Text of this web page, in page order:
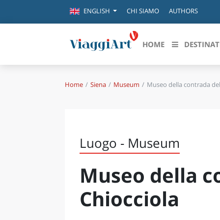
ENGLISH CHI SIAMO AUTHORS
HOME
Destinazioni in evidenza
FIRENZE
NAPOLI
BOLOGNA
LA SILA
IL SALENTO
Home Siena Museum Museo della contrada
Luogo - Museum
Museo della
Chiocciola